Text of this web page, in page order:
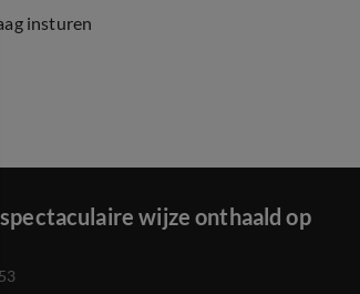
insturen
wijze onthaald op